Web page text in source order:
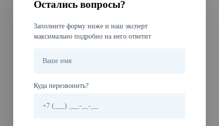
Остались вопросы?
Заполните форму ниже и наш эксперт
максимально подробно на него ответит
Куда перезвонить?